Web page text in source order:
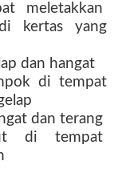
meletakkan
kertas yang
dan hangat
di tempat
dan terang
di tempat